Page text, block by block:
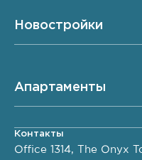
Новостройки
Апартаменты
Контакты
Office 1314, The Onyx